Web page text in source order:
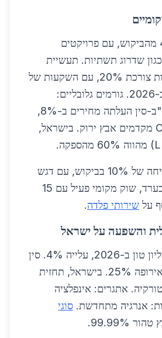
בנייה מהווה 45% מהביקוש, עם פרויקטים
שדרוג תשתיות. תעשיית
הסוללות החשמליות צורכת 20%, עם השקעות של
2 מיליארד ש"ח ב-2026. גורמים גלובליים:
מלחמת סחר ארה"ב-סין העלתה מחירים ב-8%,
אך הסכמי COP31 מקדמים אבץ ירוק. בישראל,
תחזית 2026: צמיחה של 10% בביקוש, עם דגש
על אבץ ממוחזר. בערד, שוק מקומי פעיל עם 15
על שירותי פלדה.
והשפעה על ישראל
שוק גלובלי: 14 מיליון טון ב-2026, עלייה 4%. סין
שולטת ב-40%, אירופה 25%. בישראל, תחזית
אתגרים: אינפלציה
אנרגיה מתחדשת. סוגי
99.99%.